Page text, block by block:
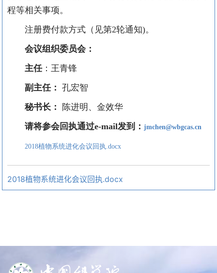
程等相关事项。
注册费付款方式 （见第2轮通知)。
会议组织委员会：
主任：王青锋
副主任： 孔宏智
秘书长：
陈进明、金效华
请将参会回执通过e-mail发到： jmchen@wbgcas.cn
2018植物系统进化会议回执.docx
2018植物系统进化会议回执.docx